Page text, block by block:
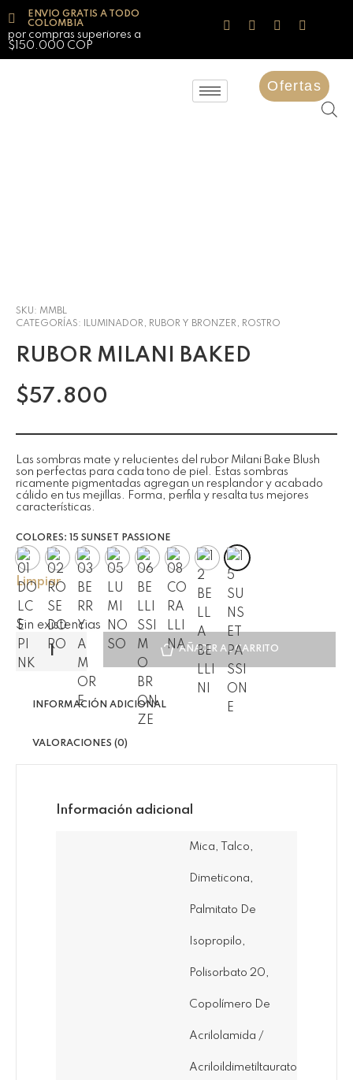
ENVIO GRATIS A TODO
COLOMBIA
por compras superiores a
$150.000 COP
Ofertas
SKU: MMBL
CATEGORÍAS:
ILUMINADOR, RUBOR Y BRONZER , ROSTRO
RUBOR MILANI BAKED
$57.800
Las sombras mate y relucientes del rubor Milani Bake Blush
son perfectas para cada tono de piel. Estas sombras
ricamente pigmentadas agregan un resplandor y acabado
cálido en tus mejillas. Forma, perfila y resalta tus mejores
características.
COLORES: 15 SUNSET PASSIONE
Limpiar
Sin existencias
AÑADIR AL CARRITO
INFORMACIÓN ADICIONAL
VALORACIONES (0)
Información adicional
Mica, Talco,
Dimeticona,
Palmitato De
Isopropilo,
Polisorbato 20,
Copolímero De
Acrilolamida /
Acriloildimetiltaurato